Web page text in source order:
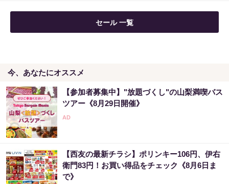
セール 一覧
今、あなたにオススメ
【参加者募集中】"放題づくし"の山梨満喫バス
ツアー《8月29日開催》
【西友の最新チラシ】ポリンキー106円、伊右
衛門83円！お買い得品をチェック《8月6日ま
で》